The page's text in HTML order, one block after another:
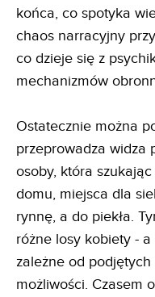
końca, co spotyka
chaos narracyjny
co dzieje się z
mechanizmów
Ostatecznie można
przeprowadza widza
osoby, która
domu, miejsca dla
rynnę, a do piekła.
różne losy kobiety -
zależne od
możliwości. Czasem